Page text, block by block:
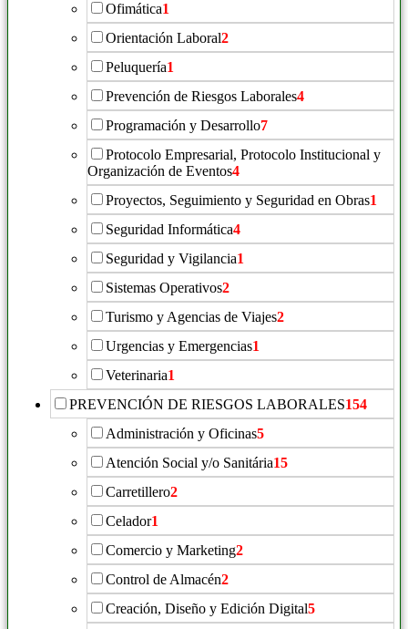
Ofimática1
Orientación Laboral2
Peluquería1
Prevención de Riesgos Laborales4
Programación y Desarrollo7
Protocolo Empresarial, Protocolo Institucional y
Organización de Eventos4
Proyectos, Seguimiento y Seguridad en Obras1
Seguridad Informática4
Seguridad y Vigilancia1
Sistemas Operativos2
Turismo y Agencias de Viajes2
Urgencias y Emergencias1
Veterinaria1
PREVENCIÓN DE RIESGOS LABORALES154
Administración y Oficinas5
Atención Social y/o Sanitária15
Carretillero2
Celador1
Comercio y Marketing2
Control de Almacén2
Creación, Diseño y Edición Digital5